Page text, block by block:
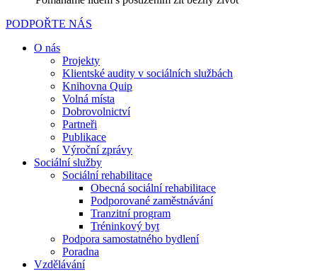
PODPOŘTE NÁS
O nás
Projekty
Klientské audity v sociálních službách
Knihovna Quip
Volná místa
Dobrovolnictví
Partneři
Publikace
Výroční zprávy
Sociální služby
Sociální rehabilitace
Obecná sociální rehabilitace
Podporované zaměstnávání
Tranzitní program
Tréninkový byt
Podpora samostatného bydlení
Poradna
Vzdělávání